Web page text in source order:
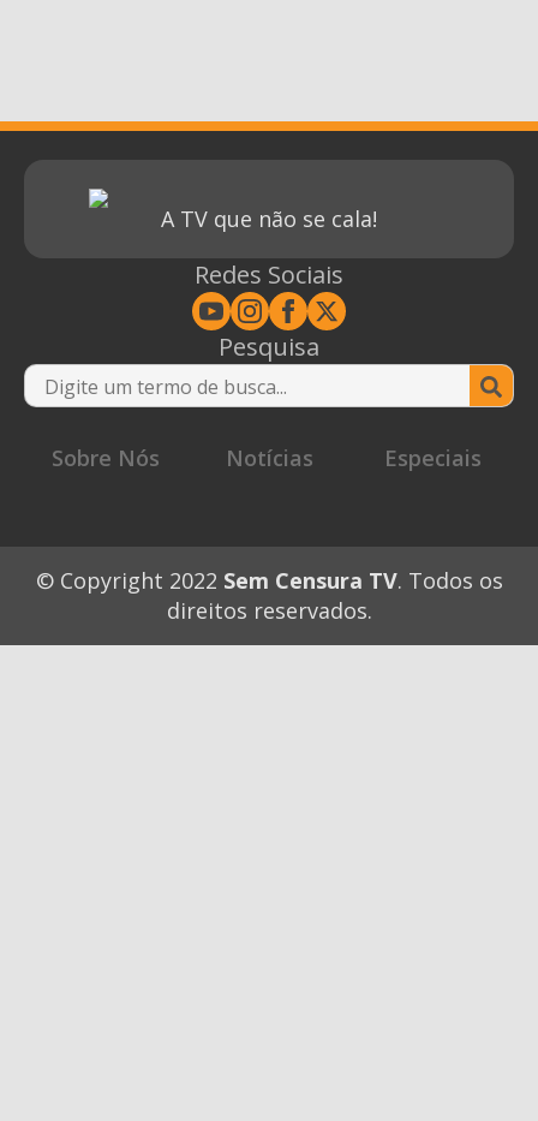
A TV que não se cala!
Redes Sociais
Pesquisa
Sobre Nós
Notícias Especiais
© Copyright 2022 Sem Censura TV. Todos os
direitos reservados.